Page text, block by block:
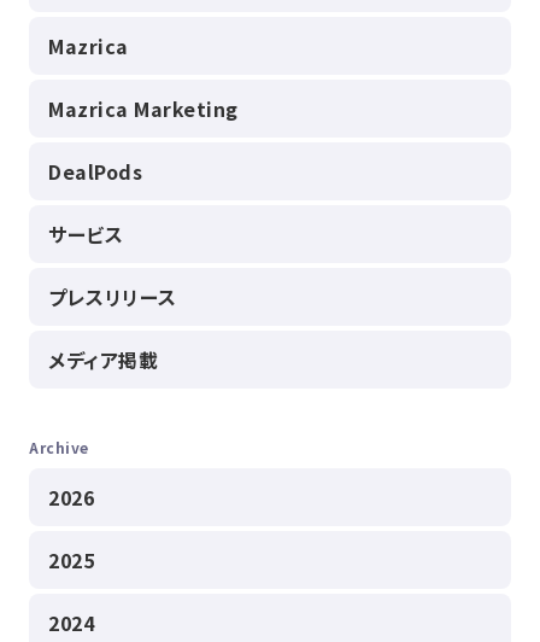
Mazrica
Mazrica Marketing
DealPods
サービス
プレスリリース
メディア掲載
Archive
2026
2025
2024